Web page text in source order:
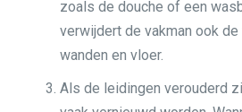
zoals de douche of een
verwijdert de vakman ook
wanden en vloer.
Als de leidingen verouderd